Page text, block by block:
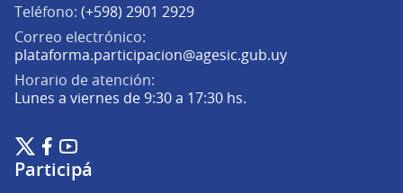
Teléfono: (+598) 2901 2929
Correo electrónico:
plataforma.participacion@agesic.gub.uy(Abrir en una
Horario de atención:
Lunes a viernes de 9:30 a 17:30 hs.
Plataforma de Participación Ciudadana Digital en X
(Enlace externo)
Plataforma de Participación Ciudadana Digital en Facebook
(Enlace externo)
Plataforma de Participación Ciudadana Digital en
(Enlace externo)
Participá